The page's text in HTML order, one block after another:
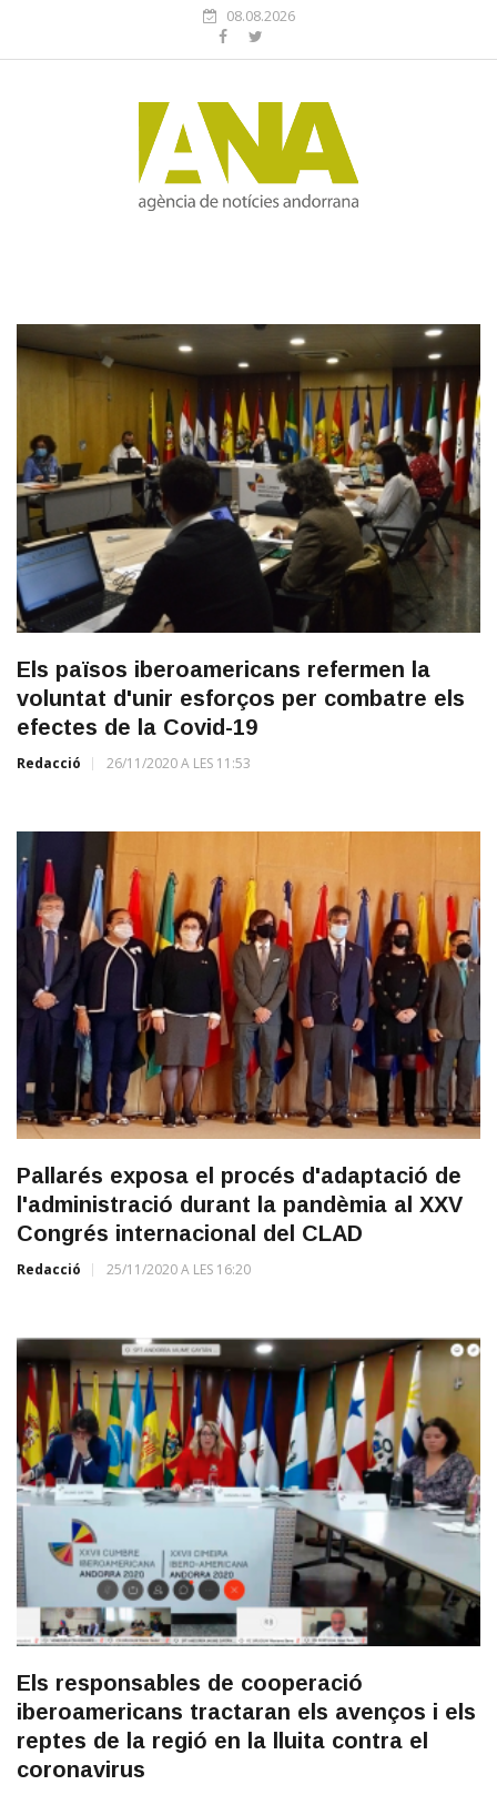
08.08.2026
Els països iberoamericans refermen la
voluntat d'unir esforços per combatre els
efectes de la Covid-19
Redacció 26/11/2020 A LES 11:53
Pallarés exposa el procés d'adaptació de
l'administració durant la pandèmia al XXV
Congrés internacional del CLAD
Redacció 25/11/2020 A LES 16:20
Els responsables de cooperació
iberoamericans tractaran els avenços i els
reptes de la regió en la lluita contra el
coronavirus